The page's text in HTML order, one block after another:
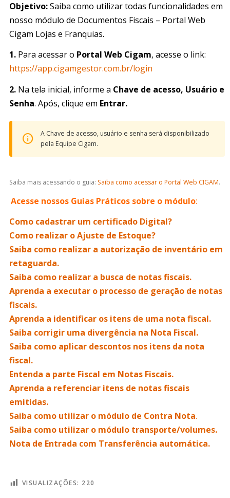
Objetivo:Saiba como utilizar todas funcionalidades em
nosso módulo de Documentos Fiscais – Portal Web
Cigam Lojas e Franquias.
1. Para acessar o Portal Web Cigam, acesse o link:
https://app.cigamgestor.com.br/login
2. Na tela inicial, informe a Chave de acesso, Usuário e
Senha. Após, clique em Entrar.
A Chave de acesso, usuário e senha será disponibilizado
pela Equipe Cigam.
Saiba mais acessando o guia: Saiba como acessar o Portal Web CIGAM.
Acesse nossos Guias Práticos sobre o módulo:
Como cadastrar um certificado Digital?
Como realizar o Ajuste de Estoque?
Saiba como realizar a autorização de inventário em
retaguarda.
Saiba como realizar a busca de notas fiscais.
Aprenda a executar o processo de geração de notas
fiscais.
Aprenda a identificar os itens de uma nota fiscal.
Saiba corrigir uma divergência na Nota Fiscal.
Saiba como aplicar descontos nos itens da nota
fiscal.
Entenda a parte Fiscal em Notas Fiscais.
Aprenda a referenciar itens de notas fiscais
emitidas.
Saiba como utilizar o módulo de Contra Nota.
Saiba como utilizar o módulo transporte/volumes.
Nota de Entrada com Transferência automática.
VISUALIZAÇÕES: 220